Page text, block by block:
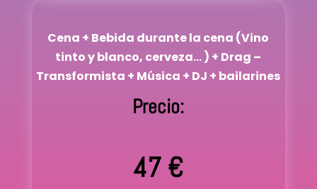
Cena + Bebida durante la cena (Vino
tinto y blanco, cerveza… ) + Drag –
Transformista + Música + DJ + bailarines
Precio:
47 €